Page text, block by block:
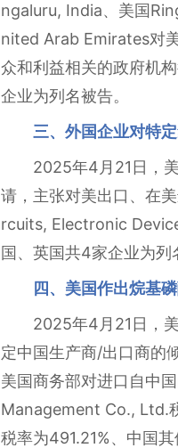
ngaluru, India、美国
nited Arab Emirates对
众和利益相关的政府机
企业为列名被告。
三、外国企业对特
2025年4月21日，
请，主张对美出口、在
rcuits, Electronic
国、英国共4家企业为列
四、美国作出烷基
2025年4月21日，
定中国生产商/出口商的
美国商务部对进口自中
Management Co., Ltd.
税率为491.21%、中国